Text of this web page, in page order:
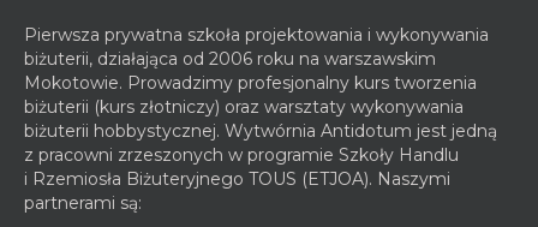
Pierwsza prywatna szkoła projektowania i wykonywania
biżuterii, działająca od 2006 roku na warszawskim
Mokotowie. Prowadzimy profesjonalny kurs tworzenia
biżuterii (kurs złotniczy) oraz warsztaty wykonywania
biżuterii hobbystycznej. Wytwórnia Antidotum jest jedną
z pracowni zrzeszonych w programie Szkoły Handlu
i Rzemiosła Biżuteryjnego TOUS (ETJOA). Naszymi
partnerami są: